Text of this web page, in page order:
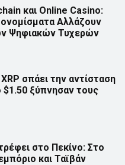
και Online Casino:
Αλλάζουν
Ψηφιακών Τυχερών
σπάει την αντίσταση
ξύπνησαν τους
στο Πεκίνο: Στο
και Ταϊβάν